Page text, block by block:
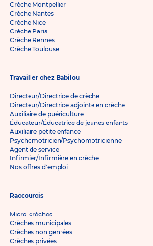
Crèche Montpellier
Crèche Nantes
Crèche Nice
Crèche Paris
Crèche Rennes
Crèche Toulouse
Travailler chez Babilou
Directeur/Directrice de crèche
Directeur/Directrice adjointe en crèche
Auxiliaire de puériculture
Éducateur/Éducatrice de jeunes enfants
Auxiliaire petite enfance
Psychomotricien/Psychomotricienne
Agent de service
Infirmier/Infirmière en crèche
Nos offres d'emploi
Raccourcis
Micro-crèches
Crèches municipales
Crèches non genrées
Crèches privées